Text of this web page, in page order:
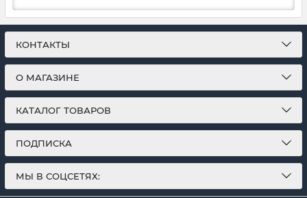
КОНТАКТЫ
О МАГАЗИНЕ
КАТАЛОГ ТОВАРОВ
ПОДПИСКА
МЫ В СОЦСЕТЯХ: